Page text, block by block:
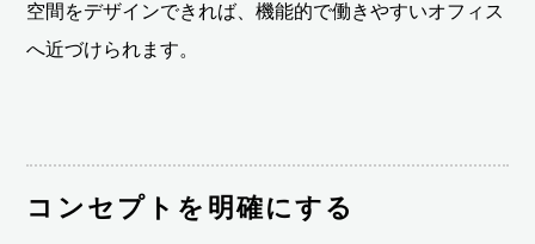
空間をデザインできれば、機能的で働きやすいオフィス
へ近づけられます。
コンセプトを明確にする